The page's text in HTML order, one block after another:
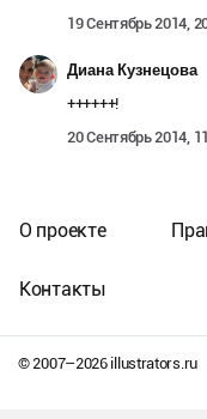
19 Сентябрь 2014,
Диана Кузнецова
++++++!
20 Сентябрь 2014,
© 2007–2026illustrators.ru
О проекте
Контакты